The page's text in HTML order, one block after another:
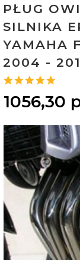
PŁUG
SILNIKA
YAMAHA
2004 -
1056,30